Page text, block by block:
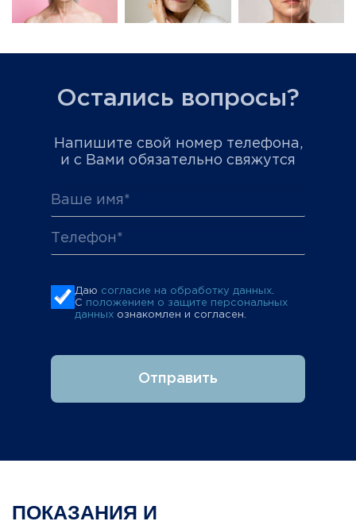
Остались вопросы?
Напишите свой номер телефона,
и с Вами обязательно свяжутся
Даю согласие на обработку данных
С положением о защите персональных
данных ознакомлен и согласен.
Отправить
ПОКАЗАНИЯ И